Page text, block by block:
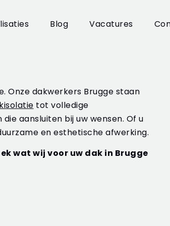
Blog Vacatures
Onze dakwerkers Brugge staan
tot volledige
aansluiten bij uw wensen. Of u
en esthetische afwerking.
wat wij voor uw dak in Brugge